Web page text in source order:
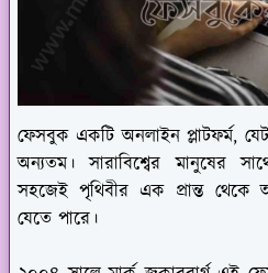
ফেসবুক একটি অনলাইন প্লাটফর্ম,
অন্যতম। সারাবিশ্বের মানুষের
সহজেই পৃথিবীর এক প্রান্ত থেকে
যেতে পারে।